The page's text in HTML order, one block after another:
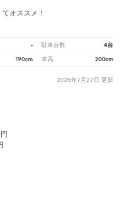
てオススメ！
- 駐車台数 4台
190cm 車高 200cm
2026年7月27日 更新